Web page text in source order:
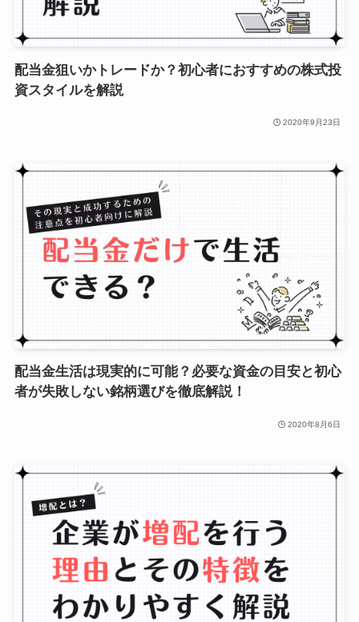
配当金狙いかトレードか？初心者におすすめの株式投
資スタイルを解説
2020年9月23日
配当金生活は現実的に可能？必要な資金の目安と初心
者が失敗しない銘柄選びを徹底解説！
2020年8月6日